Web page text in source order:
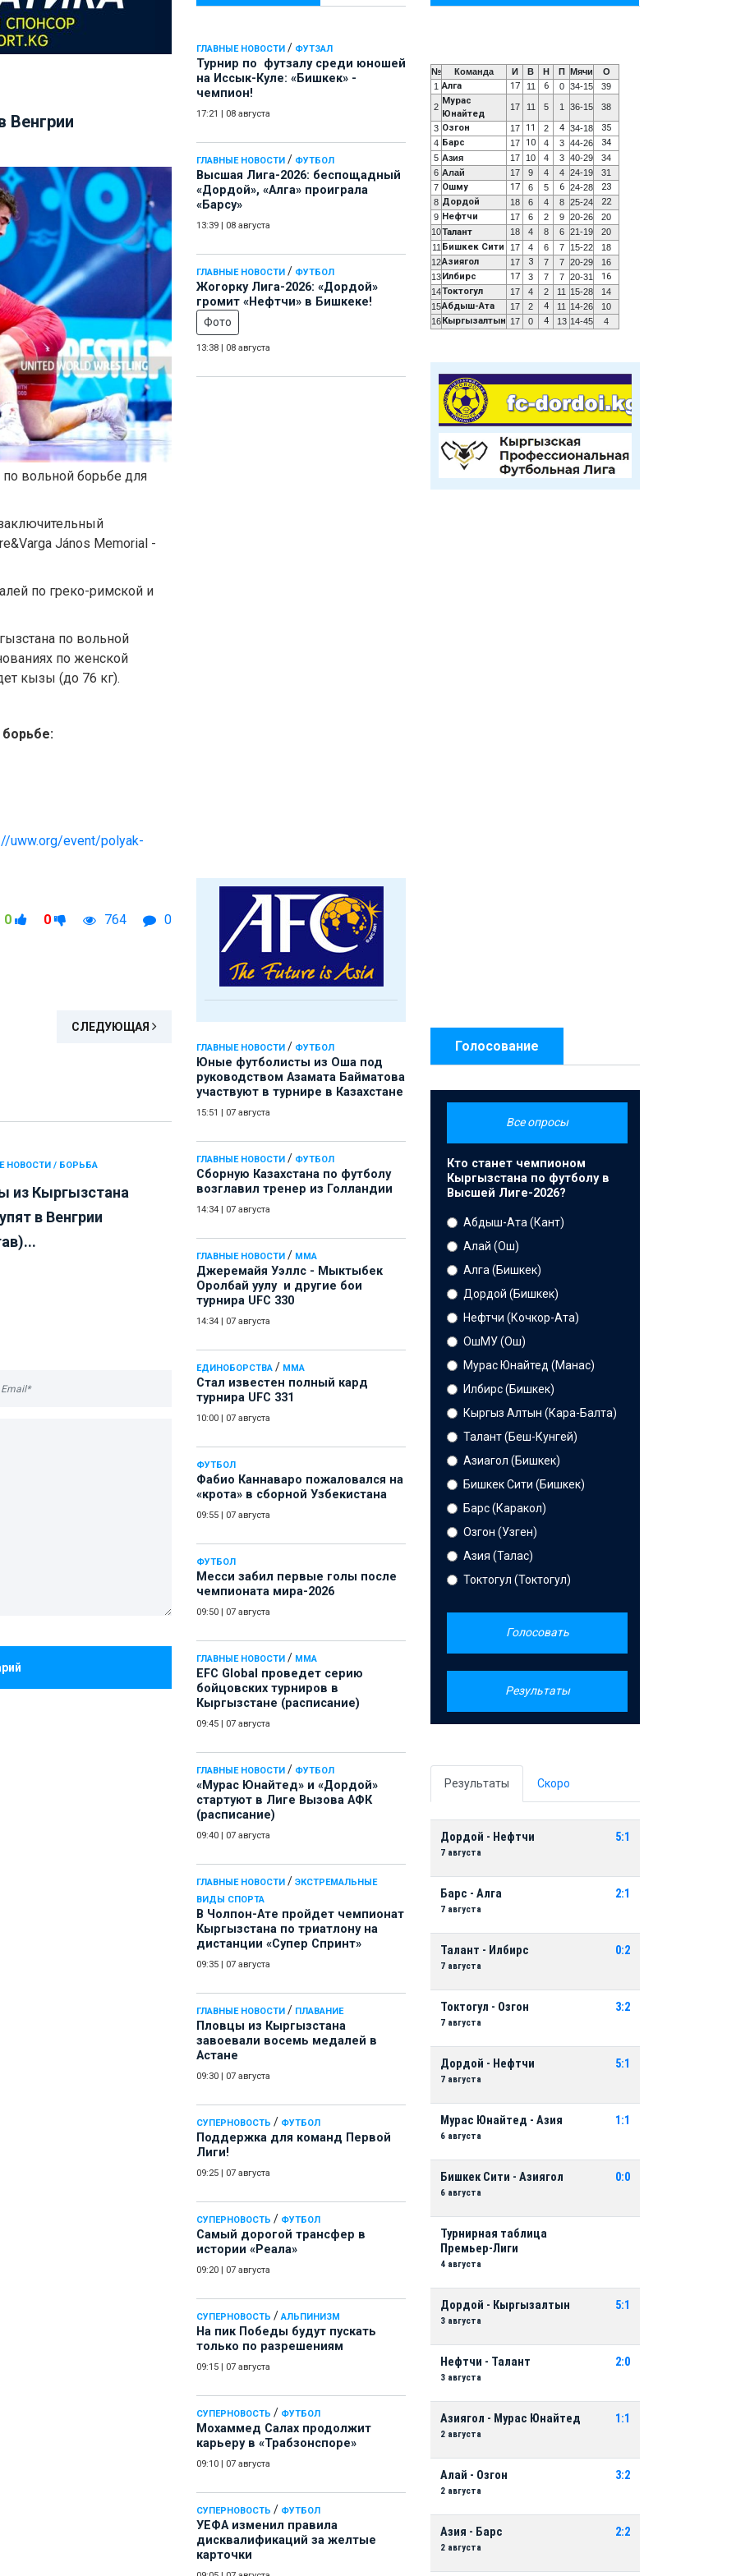
ГЛАВНЫЕ НОВОСТИ / ФУТЗАЛ
Турнир по футзалу среди юношей
на Иссык-Куле: «Бишкек» -
чемпион!
17:21 08 августа
ГЛАВНЫЕ НОВОСТИ / ФУТБОЛ
Высшая Лига-2026: беспощадный
«Дордой», «Алга» проиграла
«Барсу»
13:39 08 августа
ГЛАВНЫЕ НОВОСТИ / ФУТБОЛ
Жогорку Лига-2026: «Дордой»
громит «Нефтчи» в Бишкеке!
Фото
13:38 08 августа
ГЛАВНЫЕ НОВОСТИ / ФУТБОЛ
Юные футболисты из Оша под
руководством Азамата Байматова
участвуют в турнире в Казахстане
15:51 07 августа
ГЛАВНЫЕ НОВОСТИ / ФУТБОЛ
Сборную Казахстана по футболу
возглавил тренер из Голландии
14:34 07 августа
ГЛАВНЫЕ НОВОСТИ / ММА
Джеремайя Уэллс - Мыктыбек
Оролбай уулу и другие бои
турнира UFC 330
14:34 07 августа
ЕДИНОБОРСТВА / ММА
Стал известен полный кард
турнира UFC 331
10:00 07 августа
ФУТБОЛ
Фабио Каннаваро пожаловался на
«крота» в сборной Узбекистана
09:55 07 августа
ФУТБОЛ
Месси забил первые голы после
чемпионата мира-2026
09:50 07 августа
ГЛАВНЫЕ НОВОСТИ / ММА
EFC Global проведет серию
бойцовских турниров в
Кыргызстане (расписание)
09:45 07 августа
ГЛАВНЫЕ НОВОСТИ / ФУТБОЛ
«Мурас Юнайтед» и «Дордой»
стартуют в Лиге Вызова АФК
(расписание)
09:40 07 августа
ГЛАВНЫЕ НОВОСТИ / ЭКСТРЕМАЛЬНЫЕ
ВИДЫ СПОРТА
В Чолпон-Ате пройдет чемпионат
Кыргызстана по триатлону на
дистанции «Супер Спринт»
09:35 07 августа
ГЛАВНЫЕ НОВОСТИ / ПЛАВАНИЕ
Пловцы из Кыргызстана
завоевали восемь медалей в
Астане
09:30 07 августа
СУПЕРНОВОСТЬ / ФУТБОЛ
Поддержка для команд Первой
Лиги!
09:25 07 августа
СУПЕРНОВОСТЬ / ФУТБОЛ
Самый дорогой трансфер в
истории «Реала»
09:20 07 августа
СУПЕРНОВОСТЬ / АЛЬПИНИЗМ
На пик Победы будут пускать
только по разрешениям
09:15 07 августа
СУПЕРНОВОСТЬ / ФУТБОЛ
Мохаммед Салах продолжит
карьеру в «Трабзонспоре»
09:10 07 августа
СУПЕРНОВОСТЬ / ФУТБОЛ
УЕФА изменил правила
дисквалификаций за желтые
карточки
Венгрии
по вольной борьбе для
János Memorial -
по греко-римской и
по вольной
по женской
кызы (до 76 кг).
uww.org/event/polyak-
0 0 764 0
СЛЕДУЮЩАЯ
НОВОСТИ / БОРЬБА
из Кыргызстана
в Венгрии
№ Команда И В Н П Мячи
О
1 Алга 17 11 6 0 34-15 39
2
Мурас
Юнайтед
17 11 5 1 36-15 38
3 Озгон 17 11 2 4 34-18 35
4 Барс 17 10 4 3 44-26 34
5 Азия 17 10 4 3 40-29
34
6 Алай 17 9 4 4 24-19
31
7 Ошму 17 6 5 6 24-28 23
8 Дордой 18 6 4 8 25-24 22
9 Нефтчи 17 6 2 9 20-26
20
10Талант 18 4 8 6 21-19
20
11 Бишкек Сити 17 4 6 7 15-22
18
12Азиягол 17 3 7 7 20-29
16
13 Илбирс 17 3 7 7 20-31 16
14Токтогул 17 4 2 11 15-28
14
15Абдыш-Ата 17 2 4 11 14-26
10
16 Кыргызалтын 17 0 4 13 14-45 4
Голосование
Все опросы
Кто станет чемпионом
Кыргызстана по футболу в
Высшей Лиге-2026?
Абдыш-Ата (Кант)
Алай (Ош)
Алга (Бишкек)
Дордой (Бишкек)
Нефтчи (Кочкор-Ата)
ОшМУ (Ош)
Мурас Юнайтед (Манас)
Илбирс (Бишкек)
Кыргыз Алтын (Кара-Балта)
Талант (Беш-Кунгей)
Азиагол (Бишкек)
Бишкек Сити (Бишкек)
Барс (Каракол)
Озгон (Узген)
Азия (Талас)
Токтогул (Токтогул)
Голосовать
Результаты
Результаты Скоро
Дордой - Нефтчи
7 августа
5:1
Барс - Алга
7 августа
2:1
Талант - Илбирс
7 августа
0:2
Токтогул - Озгон
7 августа
3:2
Дордой - Нефтчи
7 августа
5:1
Мурас Юнайтед - Азия
6 августа
1:1
Бишкек Сити - Азиягол
6 августа
0:0
Турнирная таблица
Премьер-Лиги
4 августа
Дордой - Кыргызалтын
3 августа
5:1
Нефтчи - Талант
3 августа
2:0
Азиягол - Мурас Юнайтед
2 августа
1:1
Алай - Озгон
2 августа
3:2
Азия - Барс
2 августа
2:2